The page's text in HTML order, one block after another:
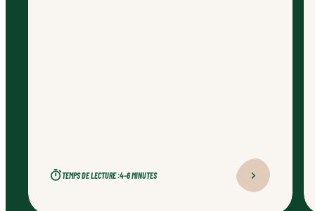
TEMPS DE LECTURE :4–6 MINUTES